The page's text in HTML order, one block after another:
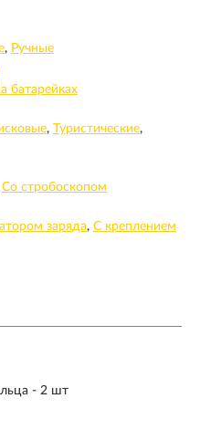
Ручные
батарейках
Туристические
Со стробоскопом
заряда С креплением
- 2 шт